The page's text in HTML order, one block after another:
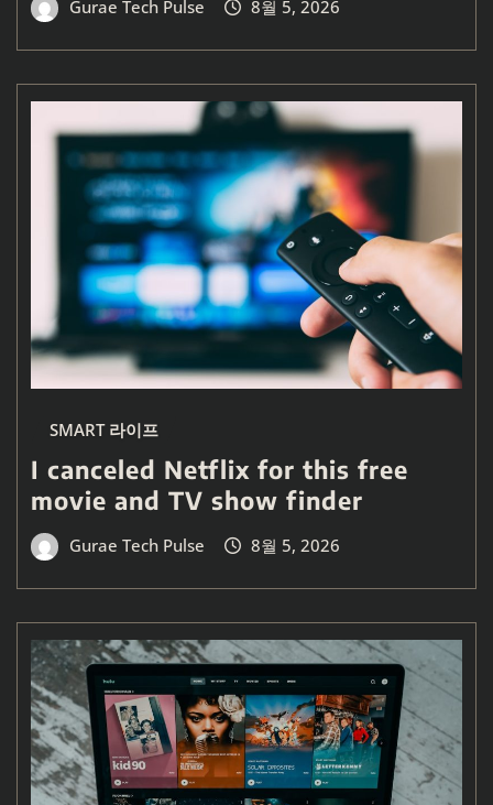
Gurae Tech Pulse 8월 5, 2026
SMART 라이프
I canceled Netflix for this free
movie and TV show finder
Gurae Tech Pulse 8월 5, 2026